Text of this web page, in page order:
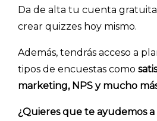
Explorar categorías:
- Artículos destacados
- Consejos para tu
- Encuestas de NPS
Da de alta tu cuenta gratuita
crear quizzes hoy mismo.
Además, tendrás acceso a
tipos de encuestas como
marketing, NPS y mucho
¿Quieres que te ayudemos